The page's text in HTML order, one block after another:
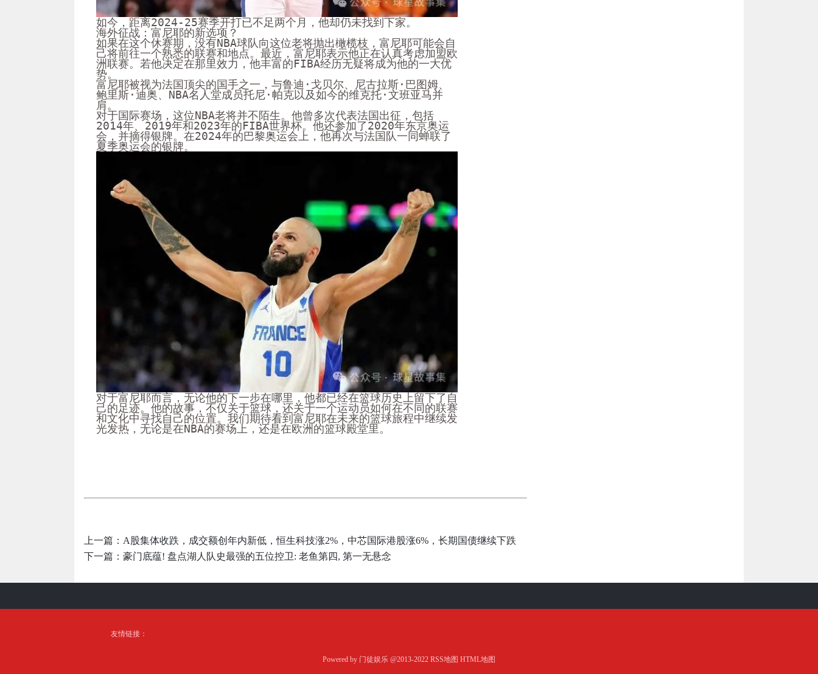
如今，距离2024-25赛季开打已不足两个月，他却仍未找到下家。
海外征战：富尼耶的新选项？
如果在这个休赛期，没有NBA球队向这位老将抛出橄榄枝，富尼耶可能会自
己将前往一个熟悉的联赛和地点。最近，富尼耶表示他正在认真考虑加盟欧
洲联赛。若他决定在那里效力，他丰富的FIBA经历无疑将成为他的一大优
势。
富尼耶被视为法国顶尖的国手之一，与鲁迪·戈贝尔、尼古拉斯·巴图姆、
鲍里斯·迪奥、NBA名人堂成员托尼·帕克以及如今的维克托·文班亚马并
肩。
对于国际赛场，这位NBA老将并不陌生。他曾多次代表法国出征，包括
2014年、2019年和2023年的FIBA世界杯。他还参加了2020年东京奥运
会，并摘得银牌。在2024年的巴黎奥运会上，他再次与法国队一同蝉联了
夏季奥运会的银牌。
对于富尼耶而言，无论他的下一步在哪里，他都已经在篮球历史上留下了自
己的足迹。他的故事，不仅关于篮球，还关于一个运动员如何在不同的联赛
和文化中寻找自己的位置。我们期待看到富尼耶在未来的篮球旅程中继续发
光发热，无论是在NBA的赛场上，还是在欧洲的篮球殿堂里。
上一篇： A股集体收跌，成交额创年内新低，恒生科技涨2%，中芯国际港股涨6%，长期国债继续下跌
下一篇： 豪门底蕴! 盘点湖人队史最强的五位控卫: 老鱼第四, 第一无悬念
友情链接：
Powered by 门徒娱乐 @2013-2022 RSS地图 HTML地图